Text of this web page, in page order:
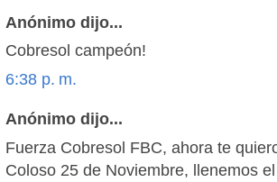
Anónimo dijo...
Cobresol campeón!
6:38 p. m.
Anónimo dijo...
Fuerza Cobresol FBC, ahora te
Coloso 25 de Noviembre, llenemos